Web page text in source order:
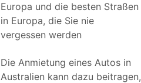
Europa und die besten Straßen
in Europa, die Sie nie
vergessen werden
Die Anmietung eines Autos in
Australien kann dazu beitragen,